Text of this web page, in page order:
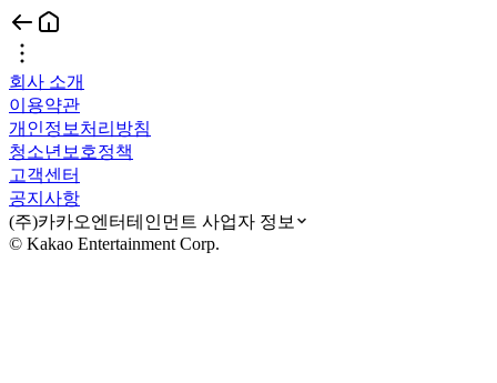
회사 소개
이용약관
개인정보처리방침
청소년보호정책
고객센터
공지사항
(주)카카오엔터테인먼트 사업자 정보
© Kakao Entertainment Corp.